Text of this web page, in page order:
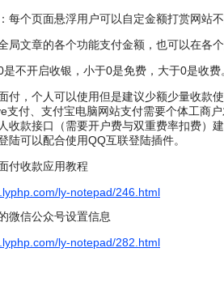
每个页面悬浮用户可以自定金额打赏网站不
局文章的各个功能支付金额，也可以在各
是不开启收银，小于0是免费，大于0是收
付，个人可以使用但是建议少额少量收款使
支付、支付宝电脑网站支付需要个体工商户
收款接口（需要开户费与双重费率扣费）
陆可以配合使用QQ互联登陆插件。
付收款应用教程
ly-notepad/246.html
微信公众号设置信息
ly-notepad/282.html